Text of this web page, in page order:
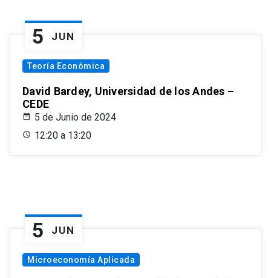
5 JUN
Teoría Económica
David Bardey, Universidad de los Andes –
CEDE
5 de Junio de 2024
12:20 a 13:20
5 JUN
Microeconomía Aplicada